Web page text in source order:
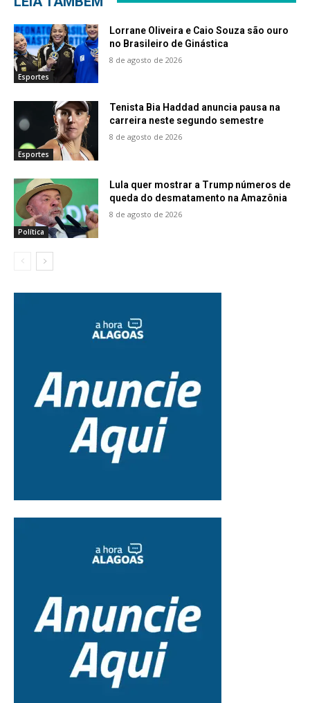
Esportes
Lorrane Oliveira e Caio Souza são ouro
no Brasileiro de Ginástica
8 de agosto de 2026
Esportes
Tenista Bia Haddad anuncia pausa na
carreira neste segundo semestre
8 de agosto de 2026
Política
Lula quer mostrar a Trump números de
queda do desmatamento na Amazônia
8 de agosto de 2026